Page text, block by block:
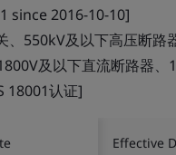
since 2016-10-10]
、550kV及以下高压断
及以下直流断路器
18001认证]
Effective